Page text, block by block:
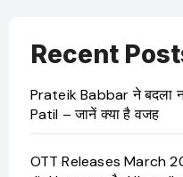
Recent
Prateik Babbar ने बदला
Patil – जानें क्या है वजह
OTT Releases March